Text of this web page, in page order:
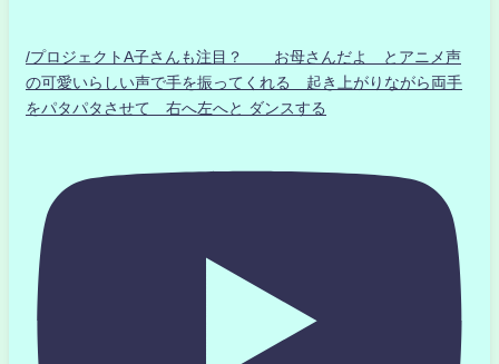
/プロジェクトA子さんも注目？ お母さんだよ とアニメ声
の可愛いらしい声で手を振ってくれる 起き上がりながら両手
をパタパタさせて 右へ左へと ダンスする